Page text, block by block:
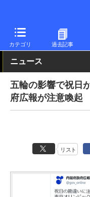
カテゴリ 過去記事
PC Watch 市場 動向
ニュース
五輪の影響で祝日
府広報が注意喚起
リスト